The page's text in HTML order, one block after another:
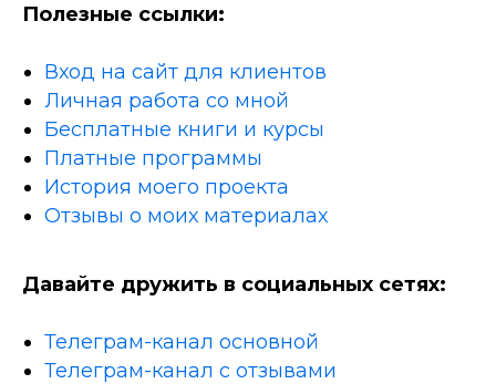
Полезные ссылки:
Вход на сайт для клиентов
Личная работа со мной
Бесплатные книги и курсы
Платные программы
История моего проекта
Отзывы о моих материалах
Давайте дружить в социальных сетях:
Телеграм-канал основной
Телеграм-канал с отзывами